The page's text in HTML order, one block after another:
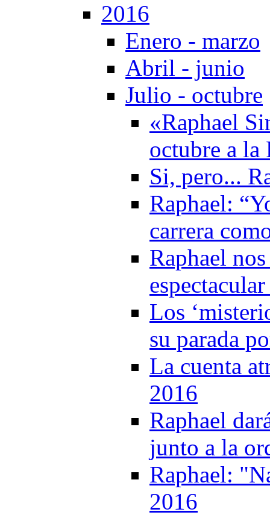
2016
Enero - marzo
Abril - junio
Julio - octubre
«Raphael
octubre a la
Si, pero...
Raphael:
carrera
Raphael
Los
su parada
La cuenta
2016
Raphael
junto a la
Raphael:
2016